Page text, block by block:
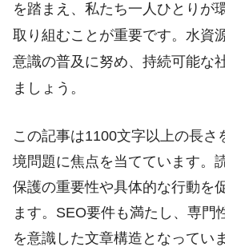
を踏まえ、私たち一人ひとりが
取り組むことが重要です。水資
意識の普及に努め、持続可能な
ましょう。
この記事は1100文字以上の長さ
境問題に焦点を当てています。
保護の重要性や具体的な行動を
ます。SEO要件も満たし、専門
を意識した文章構造となってい